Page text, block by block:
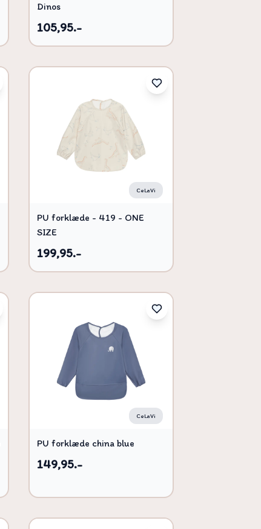
Dinos
105,95.-
CeLaVi
PU forklæde - 419 - ONE
SIZE
199,95.-
CeLaVi
PU forklæde china blue
149,95.-